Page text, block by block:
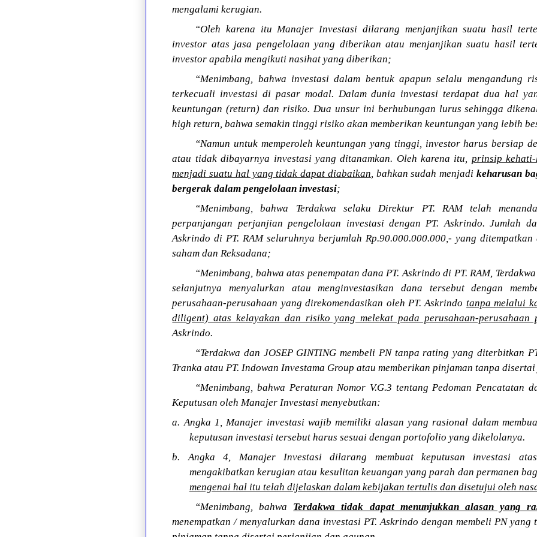
mengalami kerugian.
“Oleh karena itu Manajer Investasi dilarang menjanjikan suatu hasil
investor atas jasa pengelolaan yang diberikan atau menjanjikan suatu hasil
investor apabila mengikuti nasihat yang diberikan;
“Menimbang, bahwa investasi dalam bentuk apapun selalu mengandung
terkecuali investasi di pasar modal. Dalam dunia investasi terdapat dua hal
keuntungan (return) dan risiko. Dua unsur ini berhubungan lurus sehingga
high return, bahwa semakin tinggi risiko akan memberikan keuntungan yang lebih
“Namun untuk memperoleh keuntungan yang tinggi, investor harus bersiap
atau tidak dibayarnya investasi yang ditanamkan. Oleh karena itu, prinsip
menjadi suatu hal yang tidak dapat diabaikan, bahkan sudah menjadi keharusan
bergerak dalam pengelolaan investasi;
“Menimbang, bahwa Terdakwa selaku Direktur PT. RAM telah
perpanjangan perjanjian pengelolaan investasi dengan PT. Askrindo. Jumlah
Askrindo di PT. RAM seluruhnya berjumlah Rp.90.000.000.000,- yang ditempatkan
saham dan Reksadana;
“Menimbang, bahwa atas penempatan dana PT. Askrindo di PT. RAM,
selanjutnya menyalurkan atau menginvestasikan dana tersebut dengan
perusahaan-perusahaan yang direkomendasikan oleh PT. Askrindo tanpa melalui
diligent) atas kelayakan dan risiko yang melekat pada perusahaan-perusahaan
Askrindo.
“Terdakwa dan JOSEP GINTING membeli PN tanpa rating yang diterbitkan
Tranka atau PT. Indowan Investama Group atau memberikan pinjaman tanpa
“Menimbang, bahwa Peraturan Nomor V.G.3 tentang Pedoman Pencatatan
Keputusan oleh Manajer Investasi menyebutkan:
a. Angka 1, Manajer investasi wajib memiliki alasan yang rasional dalam
keputusan investasi tersebut harus sesuai dengan portofolio yang dikelolanya.
b. Angka 4, Manajer Investasi dilarang membuat keputusan investasi
mengakibatkan kerugian atau kesulitan keuangan yang parah dan permanen
mengenai hal itu telah dijelaskan dalam kebijakan tertulis dan disetujui oleh
“Menimbang, bahwa Terdakwa tidak dapat menunjukkan alasan yang
menempatkan / menyalurkan dana investasi PT. Askrindo dengan membeli PN